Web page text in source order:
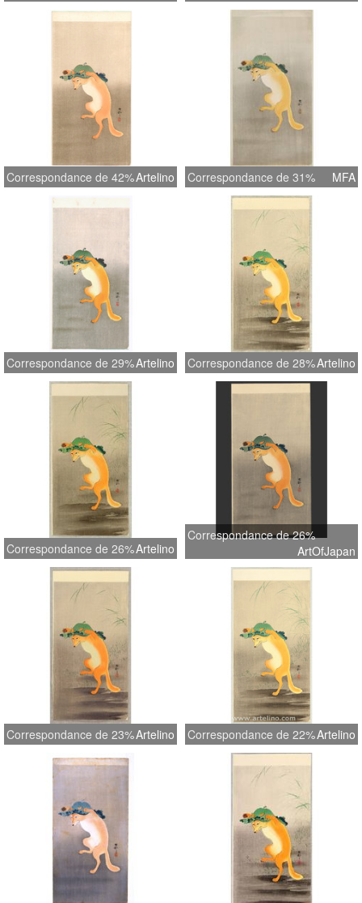
Correspondance de 42%Artelino Correspondance de 31% MFA
Correspondance de 29%Artelino Correspondance de 28%Artelino
Correspondance de 26%Artelino
Correspondance de 26%
ArtOfJapan
Correspondance de 23%Artelino Correspondance de 22%Artelino